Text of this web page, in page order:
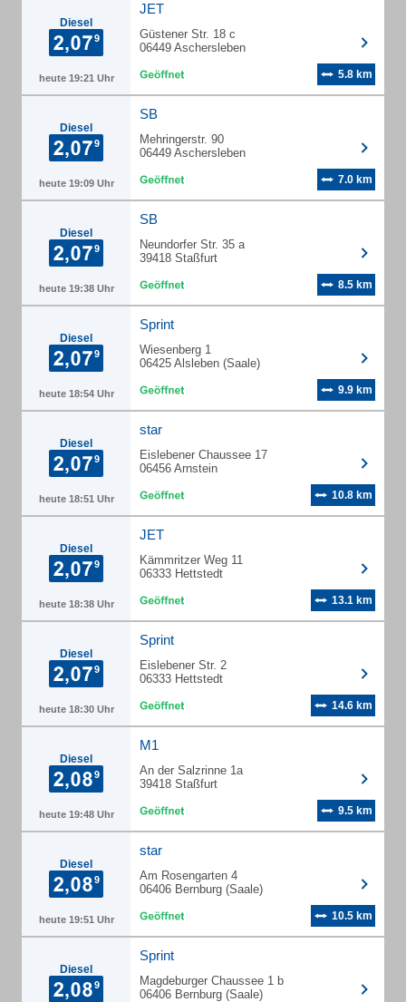
Diesel
heute 19:21 Uhr
JET
Güstener Str. 18 c
06449 Aschersleben
5.8 km
Diesel
heute 19:09 Uhr
SB
Mehringerstr. 90
06449 Aschersleben
7.0 km
Diesel
heute 19:38 Uhr
SB
Neundorfer Str. 35 a
39418 Staßfurt
8.5 km
Diesel
heute 18:54 Uhr
Sprint
Wiesenberg 1
06425 Alsleben (Saale)
9.9 km
Diesel
heute 18:51 Uhr
star
Eislebener Chaussee 17
06456 Arnstein
10.8 km
Diesel
heute 18:38 Uhr
JET
Kämmritzer Weg 11
06333 Hettstedt
13.1 km
Diesel
heute 18:30 Uhr
Sprint
Eislebener Str. 2
06333 Hettstedt
14.6 km
Diesel
heute 19:48 Uhr
M1
An der Salzrinne 1a
39418 Staßfurt
9.5 km
Diesel
heute 19:51 Uhr
star
Am Rosengarten 4
06406 Bernburg (Saale)
10.5 km
Diesel
Sprint
Magdeburger Chaussee 1 b
06406 Bernburg (Saale)